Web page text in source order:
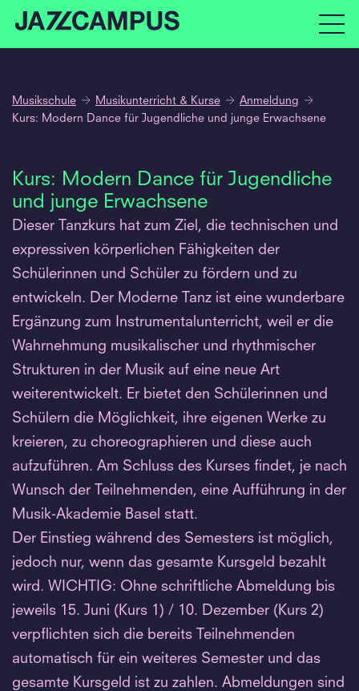
Musikschule Musikunterricht & Kurse
Anmeldung
Kurs: Modern Dance für Jugendliche und junge Erwachsene
Kurs: Modern Dance für Jugendliche
und junge Erwachsene
Dieser Tanzkurs hat zum Ziel, die technischen und
expressiven körperlichen Fähigkeiten der
Schülerinnen und Schüler zu fördern und zu
entwickeln. Der Moderne Tanz ist eine wunderbare
Ergänzung zum Instrumentalunterricht, weil er die
Wahrnehmung musikalischer und rhythmischer
Strukturen in der Musik auf eine neue Art
weiterentwickelt. Er bietet den Schülerinnen und
Schülern die Möglichkeit, ihre eigenen Werke zu
kreieren, zu choreographieren und diese auch
aufzuführen. Am Schluss des Kurses findet, je nach
Wunsch der Teilnehmenden, eine Aufführung in der
Musik-Akademie Basel statt.
Der Einstieg während des Semesters ist möglich,
jedoch nur, wenn das gesamte Kursgeld bezahlt
wird. WICHTIG: Ohne schriftliche Abmeldung bis
jeweils 15. Juni (Kurs 1) / 10. Dezember (Kurs 2)
verpflichten sich die bereits Teilnehmenden
automatisch für ein weiteres Semester und das
gesamte Kursgeld ist zu zahlen. Abmeldungen sind